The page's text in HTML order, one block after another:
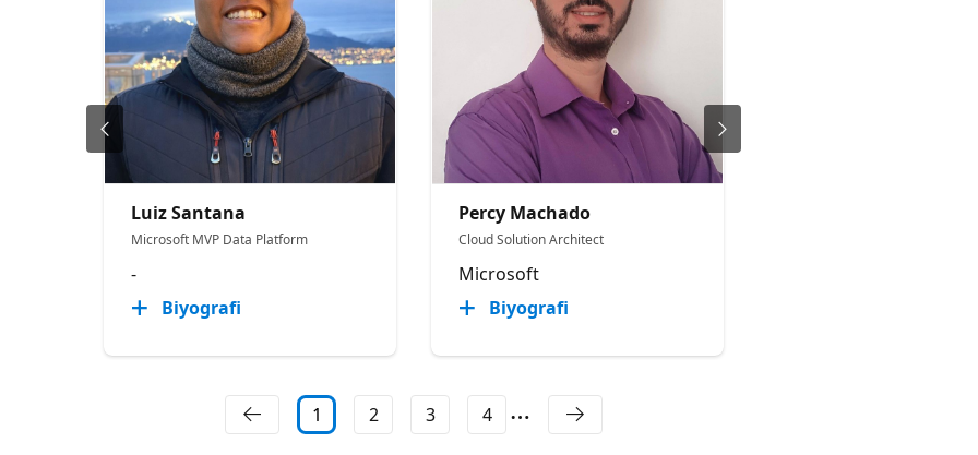
Luiz Santana
Microsoft MVP Data Platform
-
Biyografi
Percy Machado
Cloud Solution Architect
Microsoft
Biyografi
1 2 3 4